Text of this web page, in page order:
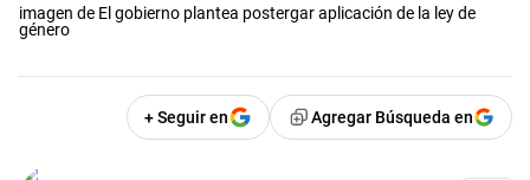
imagen de El gobierno plantea postergar aplicación de la ley de
género
+ Seguir en Agregar Búsqueda en